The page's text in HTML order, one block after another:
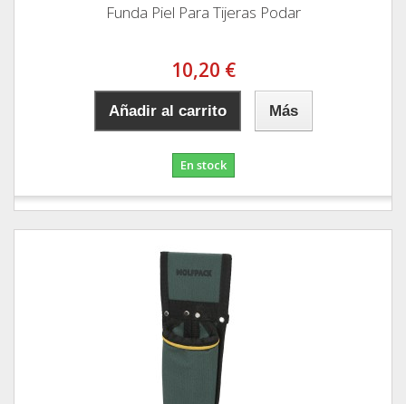
Funda Piel Para Tijeras Podar
10,20 €
Añadir al carrito Más
En stock